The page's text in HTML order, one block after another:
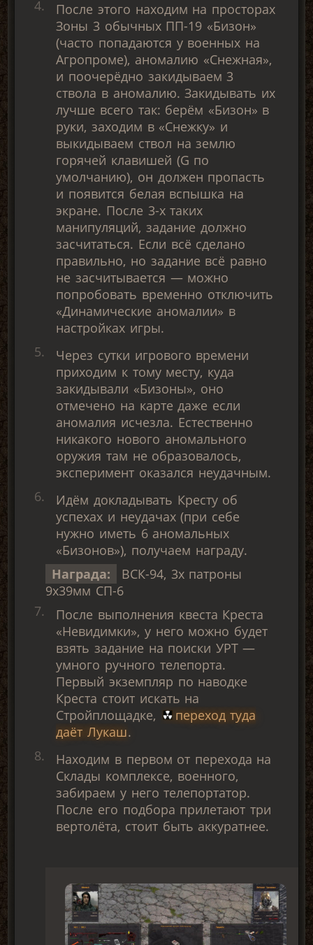
После этого находим на просторах
Зоны 3 обычных ПП-19 «Бизон»
(часто попадаются у военных на
Агропроме), аномалию «Снежная»,
и поочерёдно закидываем 3
ствола в аномалию. Закидывать их
лучше всего так: берём «Бизон» в
руки, заходим в «Снежку» и
выкидываем ствол на землю
горячей клавишей (G по
умолчанию), он должен пропасть
и появится белая вспышка на
экране. После 3-х таких
манипуляций, задание должно
засчитаться. Если всё сделано
правильно, но задание всё равно
не засчитывается — можно
попробовать временно отключить
«Динамические аномалии» в
настройках игры.
Через сутки игрового времени
приходим к тому месту, куда
закидывали «Бизоны», оно
отмечено на карте даже если
аномалия исчезла. Естественно
никакого нового аномального
оружия там не образовалось,
эксперимент оказался неудачным.
Идём докладывать Кресту об
успехах и неудачах (при себе
нужно иметь 6 аномальных
«Бизонов»), получаем награду.
Награда:
ВСК-94, 3х патроны
9х39мм СП-6
После выполнения квеста Креста
«Невидимки», у него можно будет
взять задание на поиски УРТ —
умного ручного телепорта.
Первый экземпляр по наводке
Креста стоит искать на
Стройплощадке,
переход туда
даёт Лукаш.
Находим в первом от перехода на
Склады комплексе, военного,
забираем у него телепортатор.
После его подбора прилетают три
вертолёта, стоит быть аккуратнее.